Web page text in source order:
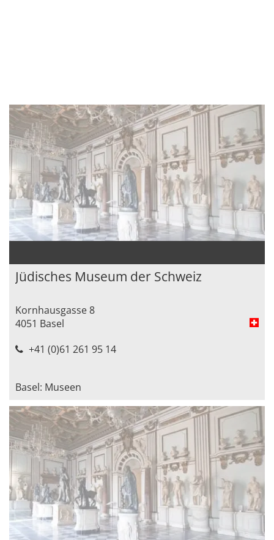
Jüdisches Museum der Schweiz
Kornhausgasse 8
4051 Basel
+41 (0)61 261 95 14
Basel: Museen